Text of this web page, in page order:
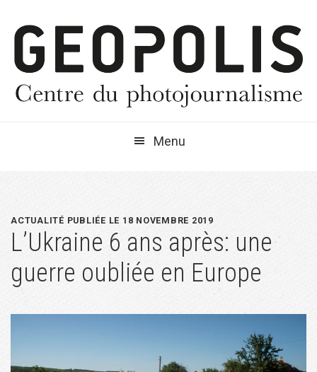
navigation
principale
contenu
principal
barre
latérale
Menu
ACTUALITÉ PUBLIÉE LE 18 NOVEMBRE 2019
L’Ukraine 6 ans après: une
guerre oubliée en Europe